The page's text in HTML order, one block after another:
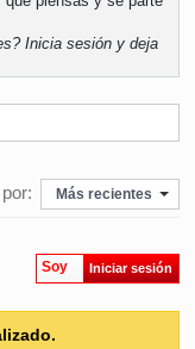
Inicia sesión y deja
Más recientes
Soy Iniciar sesión